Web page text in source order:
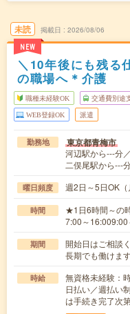
未読
NEW
掲載日 2026/08/06
＼10年後にも残る
の職場へ＊介護
職種未経験OK 交通費別途
WEB登録OK 派遣
勤務地 東京都青梅市
河辺駅から---分
二俣尾駅から---
曜日頻度 週2日～5日OK
時間
★1日6時間～の
7:00～
期間
開始日はご相
長期でも働けま
時給
無資格未経験
日払い／週払い
は手続き完了次